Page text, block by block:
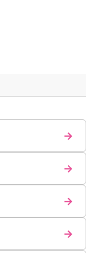
→
→
→
→